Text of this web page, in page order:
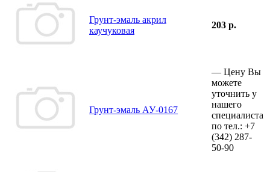
Грунт-эмаль акрил
каучуковая
203 р.
Грунт-эмаль АУ-0167
— Цену Вы
можете
уточнить у
нашего
специалиста
по тел.: +7
(342) 287-
50-90